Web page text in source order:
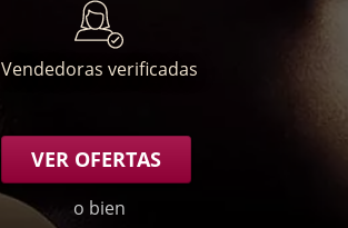
Vendedoras verificadas
VER OFERTAS
o bien